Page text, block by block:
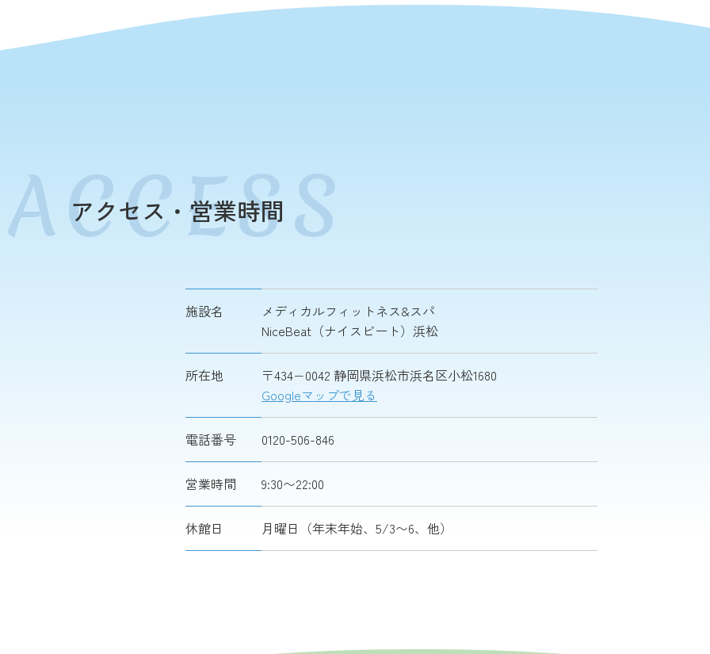
アクセス・営業時間
施設名
メディカルフィットネス&スパ
NiceBeat（ナイスビート）浜松
所在地
〒434−0042 静岡県浜松市浜名区小松1680
Googleマップで見る
電話番号 0120-506-846
営業時間 9:30〜22:00
休館日 月曜日（年末年始、5/3〜6、他）